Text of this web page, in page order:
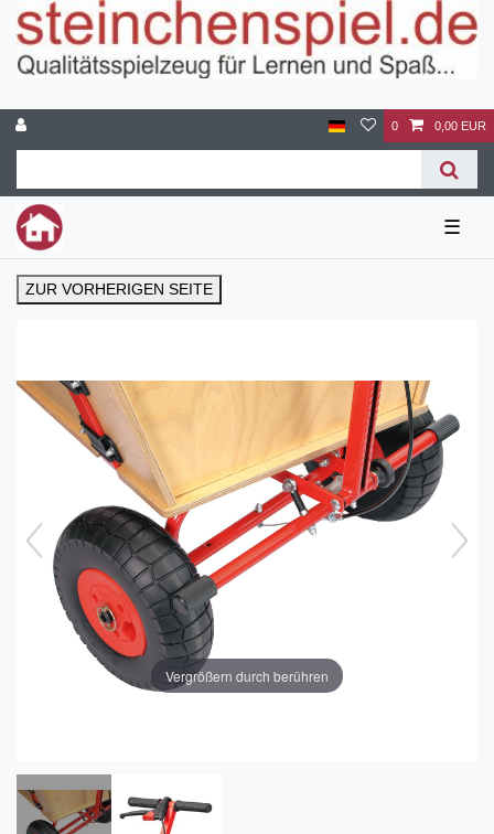
0 0,00 EUR
☰
ZUR VORHERIGEN SEITE
Vergrößern durch berühren